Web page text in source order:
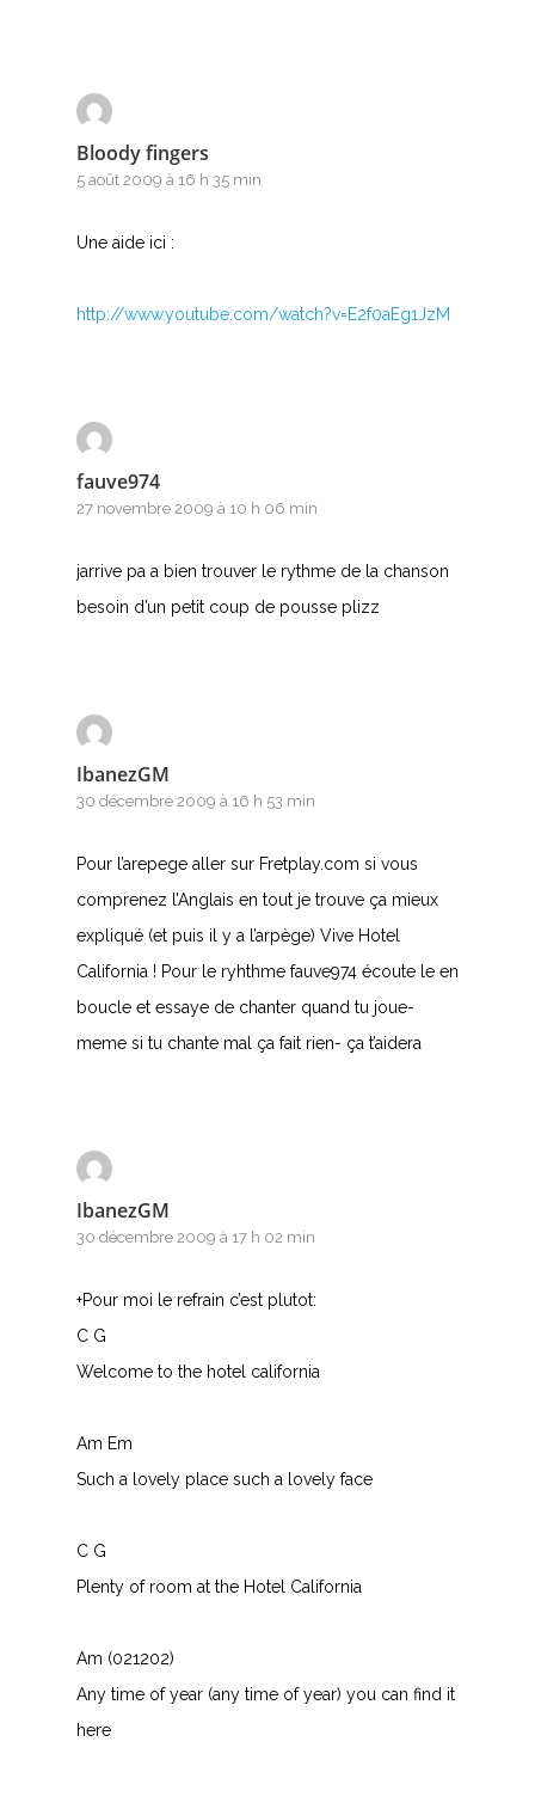
Bloody fingers
5 août 2009 à 16 h 35 min
Une aide ici :
http://www.youtube.com/watch?v=E2f0aEg1JzM
fauve974
27 novembre 2009 à 10 h 06 min
jarrive pa a bien trouver le rythme de la chanson
besoin d’un petit coup de pousse plizz
IbanezGM
30 décembre 2009 à 16 h 53 min
Pour l’arepege aller sur Fretplay.com si vous
comprenez l’Anglais en tout je trouve ça mieux
expliqué (et puis il y a l’arpège) Vive Hotel
California ! Pour le ryhthme fauve974 écoute le en
boucle et essaye de chanter quand tu joue-
meme si tu chante mal ça fait rien- ça t’aidera
IbanezGM
30 décembre 2009 à 17 h 02 min
+Pour moi le refrain c’est plutot:
C G
Welcome to the hotel california
Am Em
Such a lovely place such a lovely face
C G
Plenty of room at the Hotel California
Am (021202)
Any time of year (any time of year) you can find it
here
N
R
S
T
Y
Z
Nouvelles tabs
Top 100